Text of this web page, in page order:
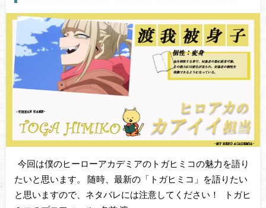
今回は僕のヒーローアカデミアのトガヒミコの魅力を語り
たいと思います。 随時、最新の「トガヒミコ」を語りたい
と思いますので、ネタバレには注意してください！ トガヒ